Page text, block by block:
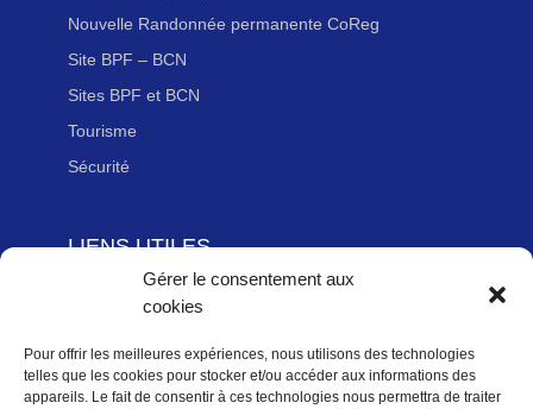
Gérer le consentement aux
cookies
Pour offrir les meilleures expériences, nous utilisons des technologies
telles que les cookies pour stocker et/ou accéder aux informations des
appareils. Le fait de consentir à ces technologies nous permettra de traiter
Nouvelle Randonnée permanente CoReg
Site BPF – BCN
Sites BPF et BCN
Tourisme
Sécurité
LIENS UTILES
Adhérer à la Fédération Française de cyclotourisme
Newsletter
Mentions légales
Politique des données personnelles